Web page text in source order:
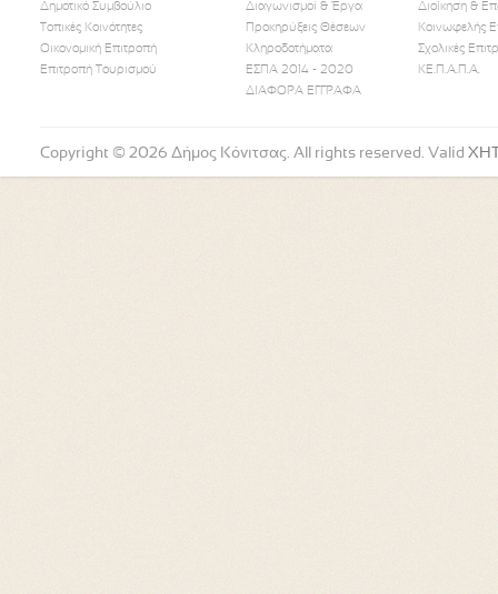
Δημοτικό Συμβούλιο
Τοπικές Κοινότητες
Οικονομική Επιτροπή
Επιτροπή Τουρισμού
Διαγωνισμοί & Έργα
Προκηρύξεις Θέσεων
Κληροδοτήματα
ΕΣΠΑ 2014 - 2020
ΔΙΑΦΟΡΑ ΕΓΓΡΑΦΑ
Διοίκηση &
Κοινωφελής
Σχολικές
ΚΕ.Π.Α.Π.Α.
Follow Us
Copyright © 2026 Δήμος Κόνιτσας. All rights reserved. Valid